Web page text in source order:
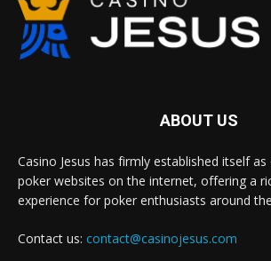
ABOUT US
Casino Jesus has firmly established itself
poker websites on the internet, offering a
experience for poker enthusiasts around
Contact us: contact@casinojesus.com